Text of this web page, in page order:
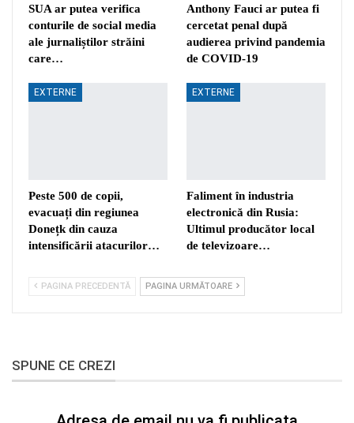
SUA ar putea verifica
conturile de social media
ale jurnaliștilor străini
care…
Anthony Fauci ar putea fi
cercetat penal după
audierea privind pandemia
de COVID-19
EXTERNE
Peste 500 de copii,
evacuați din regiunea
Donețk din cauza
intensificării atacurilor…
EXTERNE
Faliment în industria
electronică din Rusia:
Ultimul producător local
de televizoare…
PAGINA PRECEDENTĂ PAGINA URMĂTOARE
SPUNE CE CREZI